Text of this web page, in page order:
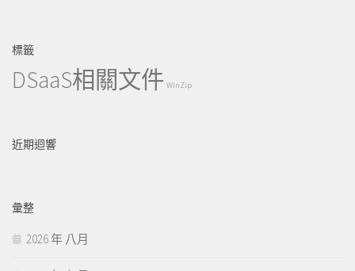
標籤
DSaaS相關文件 WinZip
近期迴響
彙整
2026 年 八月